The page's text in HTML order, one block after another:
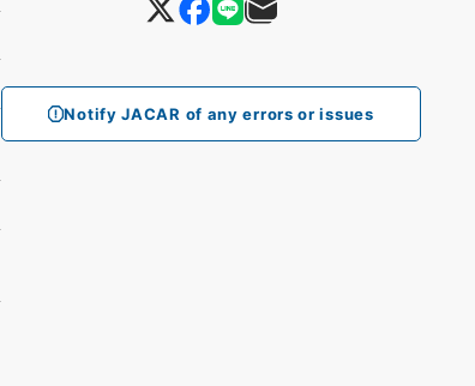
Notify JACAR of any errors or issues